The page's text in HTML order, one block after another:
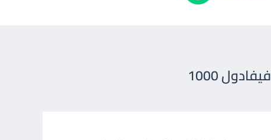
فيفادول 1000